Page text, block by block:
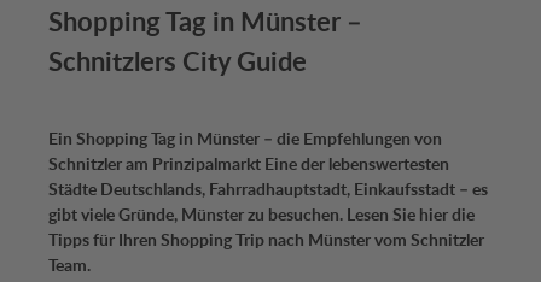
Shopping Tag in Münster –
Schnitzlers City Guide
Ein Shopping Tag in Münster – die Empfehlungen von
Schnitzler am Prinzipalmarkt Eine der lebenswertesten
Städte Deutschlands, Fahrradhauptstadt, Einkaufsstadt – es
gibt viele Gründe, Münster zu besuchen. Lesen Sie hier die
Tipps für Ihren Shopping Trip nach Münster vom Schnitzler
Team.